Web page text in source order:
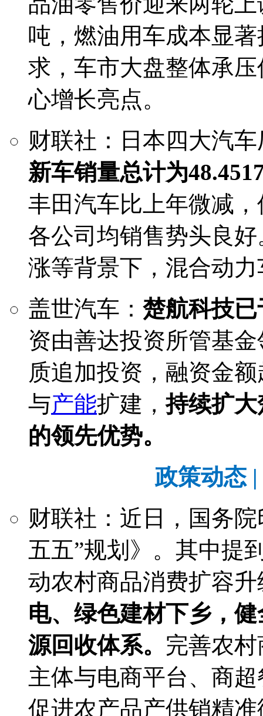
吨，燃油用车成本显
求，车市大盘整体承
心增长亮点。
财联社：日本四大汽
新车销量总计为
丰田汽车比上年微减
各公司均销售势头良
涨等背景下，混合动
盖世汽车： 楚航科技
资由善达投资所管基
质追加投资，融资金
与产能扩建，持续扩
的领先优势。
政策动态
财联社：近日，国务
五五”规划》。其中提
动农村商品消费扩容升
电、绿色建材下乡，
源回收体系。 完善农
主体与电商平台、商
促进农产品产供销精